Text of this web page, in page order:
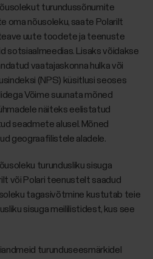
turundussõnumite
oma nõusoleku, saate Polarilt
teave uute toodete ja teenuste
sotsiaalmeedias. Lisaks võidakse
vaatajaskonna hulka või
(NPS) küsitlusi seoses
Võime suunata mõned
näiteks eelistatud
seadmete alusel. Mõned
geograafilistele aladele.
turundusliku sisuga
või Polari teenustelt saadud
tagasivõtmine kustutab teie
sisuga meililistidest, kus see
turunduseesmärkidel